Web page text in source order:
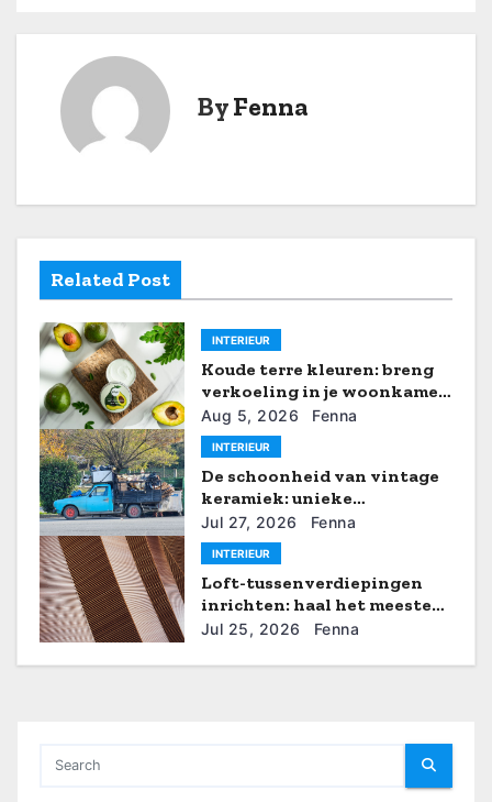
n
a
v
i
g
a
t
i
e
ByFenna
Related Post
INTERIEUR
Koude terre kleuren: breng
verkoeling in je woonkamer
met de nieuwste verftrends
Aug 5, 2026 Fenna
INTERIEUR
De schoonheid van vintage
keramiek: unieke
decoratieve ideeën
Jul 27, 2026 Fenna
INTERIEUR
Loft-tussenverdiepingen
inrichten: haal het meeste
uit je verticale ruimte
Jul 25, 2026 Fenna